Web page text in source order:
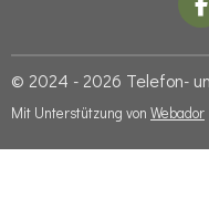
F
a
c
e
o
© 2024 - 2026 Telefon-
Mit Unterstützung von Webador